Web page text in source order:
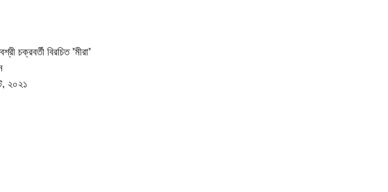
চক্রবর্তী বিরচিত "মীরা"
২০২১